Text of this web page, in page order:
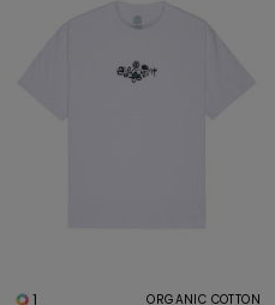
1 ORGANIC COTTON